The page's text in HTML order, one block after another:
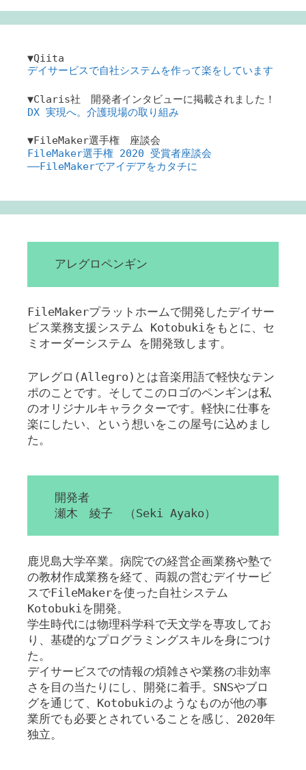
▼Qiita
デイサービスで自社システムを作って楽をしています
▼Claris社 開発者インタビューに掲載されました！
DX 実現へ。介護現場の取り組み
▼FileMaker選手権 座談会
FileMaker選手権 2020 受賞者座談会
――FileMakerでアイデアをカタチに
アレグロペンギン
FileMakerプラットホームで開発したデイサー
ビス業務支援システム Kotobukiをもとに、セ
ミオーダーシステム を開発致します。
アレグロ(Allegro)とは音楽用語で軽快なテン
ポのことです。そしてこのロゴのペンギンは私
のオリジナルキャラクターです。軽快に仕事を
楽にしたい、という想いをこの屋号に込めまし
た。
開発者
瀬木 綾子 （Seki Ayako）
鹿児島大学卒業。病院での経営企画業務や塾で
の教材作成業務を経て、両親の営むデイサービ
スでFileMakerを使った自社システム
Kotobukiを開発。
学生時代には物理科学科で天文学を専攻してお
り、基礎的なプログラミングスキルを身につけ
た。
デイサービスでの情報の煩雑さや業務の非効率
さを目の当たりにし、開発に着手。SNSやブロ
グを通じて、Kotobukiのようなものが他の事
業所でも必要とされていることを感じ、2020年
独立。